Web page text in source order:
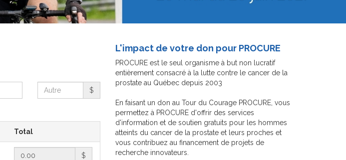
$
Total
$
L'impact de votre don pour PROCURE
PROCURE est le seul organisme à but non lucratif
entièrement consacré à la lutte contre le cancer de la
prostate au Québec depuis 2003
En faisant un don au Tour du Courage PROCURE, vous
permettez à PROCURE d'offrir des services
d'information et de soutien gratuits pour les hommes
atteints du cancer de la prostate et leurs proches et
vous contribuez au financement de projets de
recherche innovateurs.